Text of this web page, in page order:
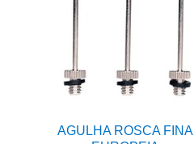
AGULHA ROSCA FINA